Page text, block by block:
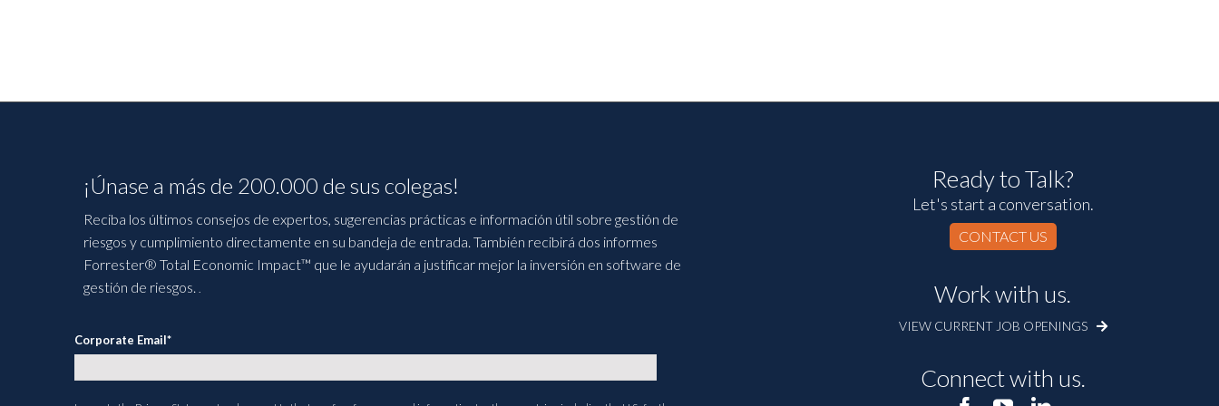
¡Únase a más de 200.000 de sus colegas!
Reciba los últimos consejos de expertos, sugerencias prácticas e información útil sobre gestión de
riesgos y cumplimiento directamente en su bandeja de entrada. También recibirá dos informes
Forrester® Total Economic Impact™ que le ayudarán a justificar mejor la inversión en software de
gestión de riesgos. .
Corporate Email*
Ready to Talk?
Let's start a conversation.
CONTACT US
Work with us.
VIEW CURRENT JOB OPENINGS
Connect with us.